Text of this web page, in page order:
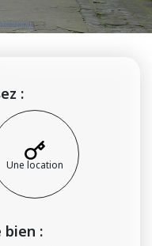
:
Une location
bien :